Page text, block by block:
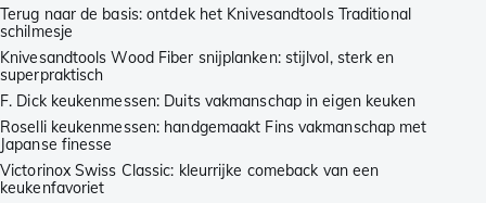
Terug naar de basis: ontdek het Knivesandtools Traditional
schilmesje
Knivesandtools Wood Fiber snijplanken: stijlvol, sterk en
superpraktisch
F. Dick keukenmessen: Duits vakmanschap in eigen keuken
Roselli keukenmessen: handgemaakt Fins vakmanschap met
Japanse finesse
Victorinox Swiss Classic: kleurrijke comeback van een
keukenfavoriet